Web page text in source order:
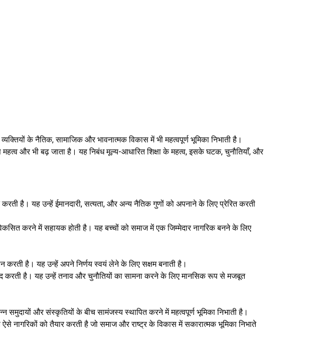
के नैतिक, सामाजिक और भावनात्मक विकास में भी महत्वपूर्ण भूमिका निभाती है।
महत्व और भी बढ़ जाता है। यह निबंध मूल्य-आधारित शिक्षा के महत्व, इसके घटक, चुनौतियाँ, और
है। यह उन्हें ईमानदारी, सत्यता, और अन्य नैतिक गुणों को अपनाने के लिए प्रेरित करती
करने में सहायक होती है। यह बच्चों को समाज में एक जिम्मेदार नागरिक बनने के लिए
करती है। यह उन्हें अपने निर्णय स्वयं लेने के लिए सक्षम बनाती है।
करती है। यह उन्हें तनाव और चुनौतियों का सामना करने के लिए मानसिक रूप से मजबूत
समुदायों और संस्कृतियों के बीच सामंजस्य स्थापित करने में महत्वपूर्ण भूमिका निभाती है।
ऐसे नागरिकों को तैयार करती है जो समाज और राष्ट्र के विकास में सकारात्मक भूमिका निभाते